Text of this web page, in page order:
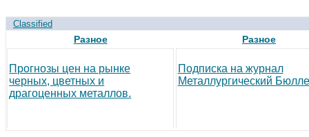
Classified
Разное
Прогнозы цен на рынке
черных, цветных и
драгоценных металлов.
Разное
Подписка на журнал
Металлургический